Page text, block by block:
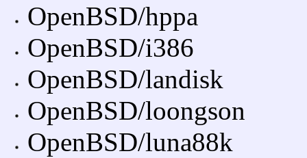
OpenBSD/hppa
OpenBSD/i386
OpenBSD/landisk
OpenBSD/loongson
OpenBSD/luna88k